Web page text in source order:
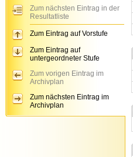
Zum nächsten Eintrag in der
Resultatliste
Zum Eintrag auf Vorstufe
Zum Eintrag auf
untergeordneter Stufe
Zum vorigen Eintrag im
Archivplan
Zum nächsten Eintrag im
Archivplan